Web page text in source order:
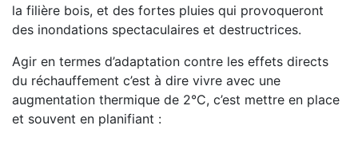
la filière bois, et des fortes pluies qui provoqueront
des inondations spectaculaires et destructrices.
Agir en termes d’adaptation contre les effets directs
du réchauffement c’est à dire vivre avec une
augmentation thermique de 2°C, c’est mettre en place
et souvent en planifiant :